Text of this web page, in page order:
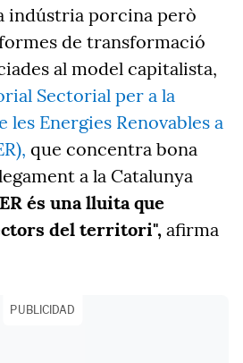
indústria porcina però
de transformació
al model capitalista,
Sectorial per a la
Energies Renovables a
que concentra bona
a la Catalunya
és una lluita que
del territori", afirma
PUBLICIDAD